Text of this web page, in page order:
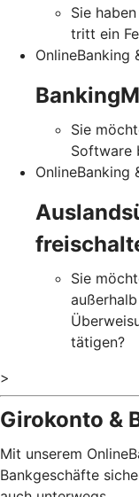
Sie
tritt ein
OnlineBanking
Sie
Software
OnlineBanking
Sie
tätigen?
>
Girokonto &
Mit unserem
Bankgeschäfte